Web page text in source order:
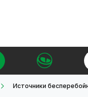
Источники